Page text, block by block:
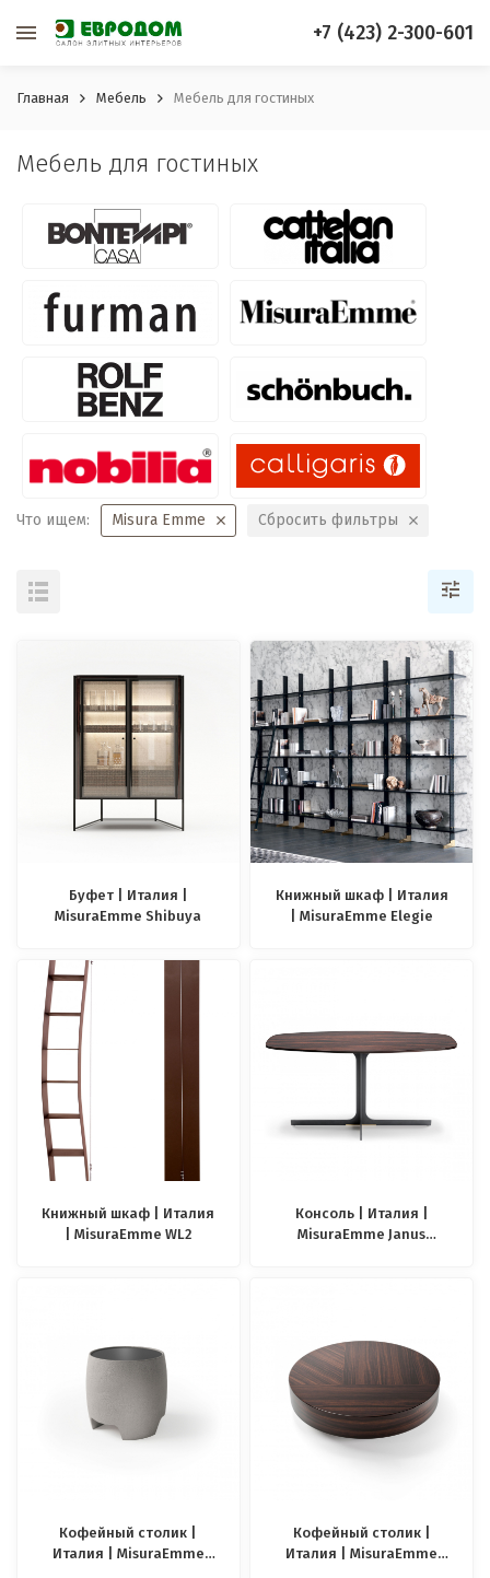
+7 (423) 2-300-601
Главная Мебель Мебель для гостиных
Мебель для гостиных
Что ищем: Misura Emme Сбросить фильтры
Буфет | Италия |
MisuraEmme Shibuya
Книжный шкаф | Италия
| MisuraEmme Elegie
Книжный шкаф | Италия
| MisuraEmme WL2
Консоль | Италия |
MisuraEmme Janus
Кофейный столик |
Италия | MisuraEmme
Кофейный столик |
Италия | MisuraEmme